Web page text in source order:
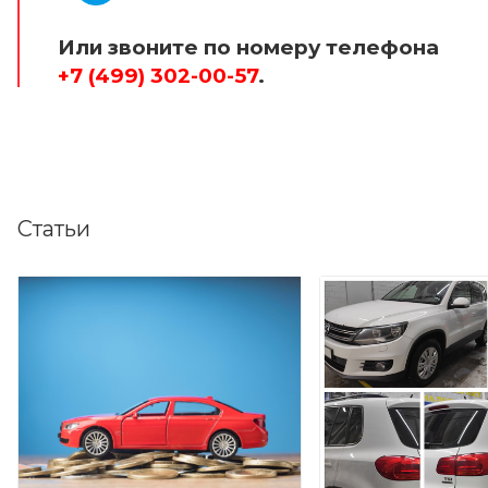
Или звоните по номеру телефона
+7 (499) 302-00-57.
Статьи